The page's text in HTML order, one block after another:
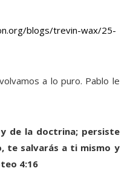
blogs/trevin-wax/25-
a lo puro. Pablo le
de la doctrina; persiste
te salvarás a ti mismo y
4:16